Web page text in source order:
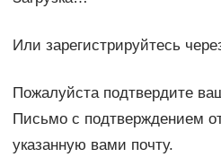
Или зарегистрируйтесь
Пожалуйста подтвердите
Письмо с подтверждением
указанную вами почту.